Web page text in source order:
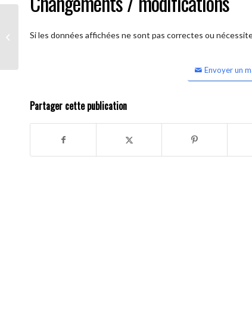
Si les données affichées ne sont pas correctes ou
Envoyer un
Partager cette publication
Les AAmis. (
caméra ouverte